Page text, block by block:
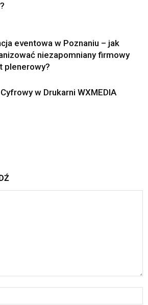
eventowa w Poznaniu – jak
niezapomniany firmowy
plenerowy?
w Drukarni WXMEDIA